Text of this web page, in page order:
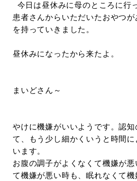
今日は昼休みに母のところに行
患者さんからいただいたおやつ
を持っていきました。
昼休みになったから来たよ。
まいどさん～
やけに機嫌がいいようです。認知
て、もう少し細かくいうと時間
います。
お腹の調子がよくなくて機嫌が
て機嫌が悪い時も、眠れなくて